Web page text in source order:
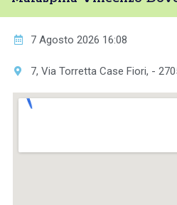
7 Agosto 2026 16:08
7, Via Torretta Case Fiori, -